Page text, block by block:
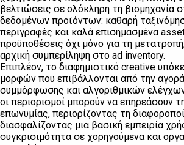
βελτιώσεις σε ολόκληρη τη βιομηχανία
δεδομένων προϊόντων: καθαρή
περιγραφές και καλά επισημασμένα
προϋποθέσεις όχι μόνο για τη
αρχική συμπερίληψη στο ad inventory.
Επιπλέον, το διαφημιστικό creative
μορφών που επιβάλλονται από την
συμμόρφωσης και αλγοριθμικών
οι περιορισμοί μπορούν να επηρεάσουν
επωνυμίας, περιορίζοντας τη
διασφαλίζοντας μια βασική εμπειρία
συγκρισιμότητα σε χορηγούμενα και